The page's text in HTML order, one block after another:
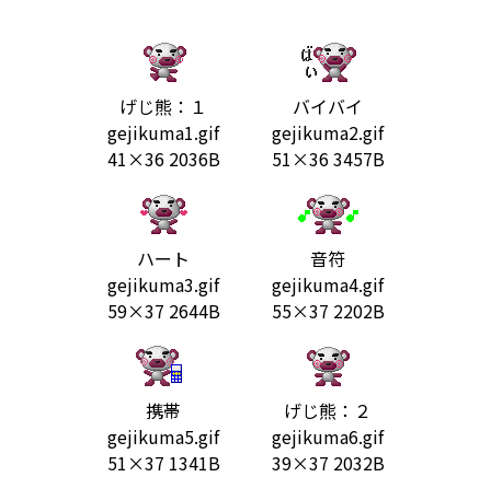
げじ熊：１
gejikuma1.gif
41×36 2036B
バイバイ
gejikuma2.gif
51×36 3457B
ハート
gejikuma3.gif
59×37 2644B
音符
gejikuma4.gif
55×37 2202B
携帯
gejikuma5.gif
51×37 1341B
げじ熊：２
gejikuma6.gif
39×37 2032B